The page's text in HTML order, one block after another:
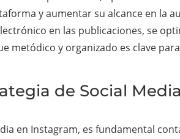
y aumentar su alcance en la
en las publicaciones, se
metódico y organizado es clave
de Social
en Instagram, es fundamental